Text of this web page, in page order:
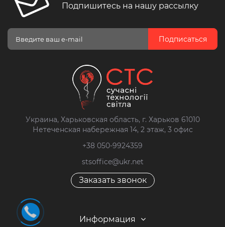
Подпишитесь на нашу рассылку
Подписаться
Украина, Харьковская область, г. Харьков 61010
Нетеченская набережная 14, 2 этаж, 3 офис
+38 050-9924359
stsoffice@ukr.net
Заказать звонок
Информация